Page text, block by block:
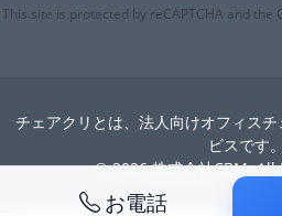
お電話
This site is protected by reCAPTCHA and the
チェアクリとは、法人向けオフィス
ビスです。
© 2026 株式会社CBM. All